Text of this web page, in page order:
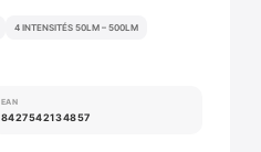
4 INTENSITÉS 50LM – 500LM
EAN
8427542134857